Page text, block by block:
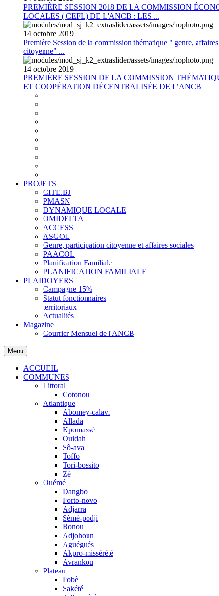
PREMIÈRE SESSION 2018 DE LA COMMISSION
LOCALES ( CEFL) DE L'ANCB : LES ...
14 octobre 2019
Première Session de la commission thématique " genre,
citoyenne" ...
14 octobre 2019
PREMIÈRE SESSION DE LA COMMISSION
ET COOPÉRATION DÉCENTRALISÉE DE L’ANCB
PROJETS
CITE.BJ
PMASN
DYNAMIQUE LOCALE
OMIDELTA
ACCESS
ASGOL
Genre, participation citoyenne et affaires sociales
PAACOL
Planification Familiale
PLANIFICATION FAMILIALE
PLAIDOYERS
Campagne 15%
Statut fonctionnaires
territoriaux
Actualités
Magazine
Courrier Mensuel de l'ANCB
Menu
ACCUEIL
COMMUNES
Littoral
Cotonou
Atlantique
Abomey-calavi
Allada
Kpomassè
Ouidah
Sô-ava
Toffo
Tori-bossito
Zè
Ouémé
Dangbo
Porto-novo
Adjarra
Sèmè-podji
Bonou
Adjohoun
Aguégués
Akpro-missérété
Avrankou
Plateau
Pobè
Sakété